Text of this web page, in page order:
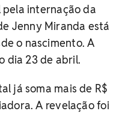
internação da
Jenny Miranda está
o nascimento. A
dia 23 de abril.
já soma mais de R$
A revelação foi